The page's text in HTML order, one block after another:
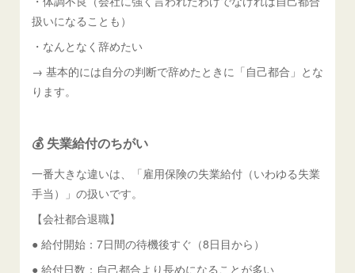
扱いになることも）
・なんとなく辞めたい
→ 基本的には自分の判断で辞めたときに「自己都合」とな
ります。
💰 失業給付のちがい
一番大きな違いは、「雇用保険の失業給付（いわゆる失業
手当）」の扱いです。
【会社都合退職】
● 給付開始：7日間の待機後すぐ（8日目から）
● 給付日数：自己都合より長めになることが多い